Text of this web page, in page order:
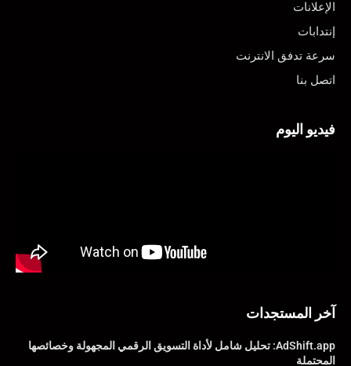
الإعلانات
إنتدابات
سرعة تدفق الانترنت
اتصل بنا
فيديو اليوم
آخر المستجدات
AdShift.app: تحليل شامل لأداة التسويق الرقمي المجهولة وخصائصها
المحتملة